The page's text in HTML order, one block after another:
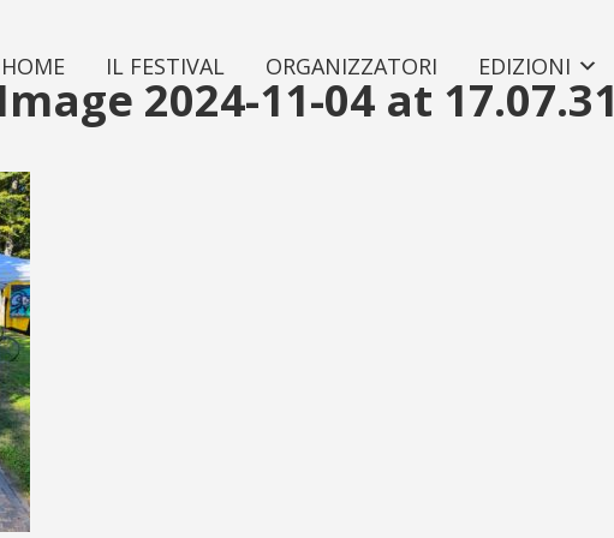
HOME IL FESTIVAL ORGANIZZATORI EDIZIONI
2024-11-04 at 17.07.31